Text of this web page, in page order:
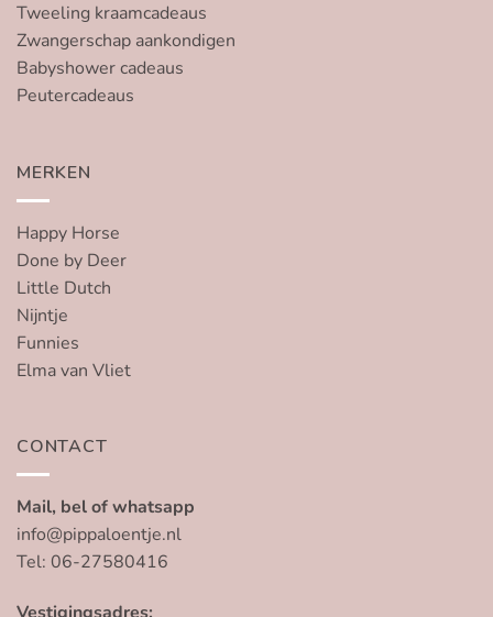
Tweeling kraamcadeaus
Zwangerschap aankondigen
Babyshower cadeaus
Peutercadeaus
MERKEN
Happy Horse
Done by Deer
Little Dutch
Nijntje
Funnies
Elma van Vliet
CONTACT
Mail, bel of whatsapp
info@pippaloentje.nl
Tel: 06-27580416